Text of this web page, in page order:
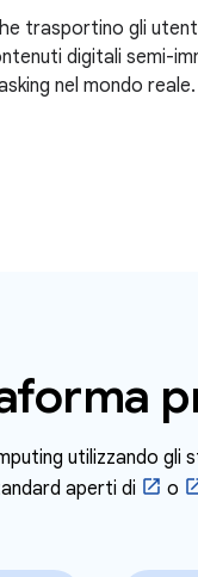
trasportino gli
digitali semi-
nel mondo reale.
utilizzando gli
aperti di o